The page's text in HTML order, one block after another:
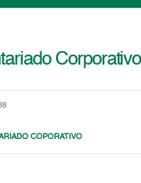
Corporativo
COPORATIVO